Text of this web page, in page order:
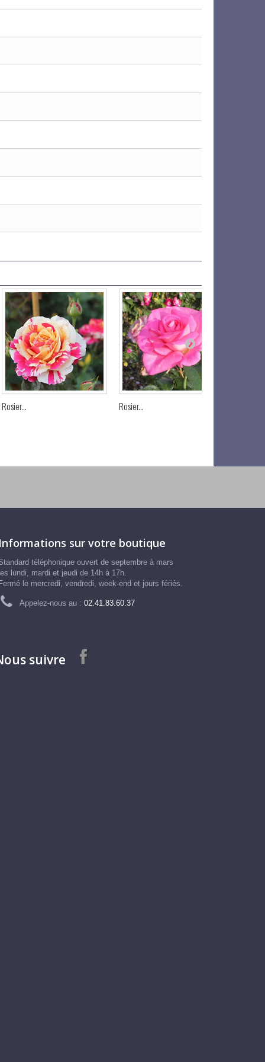
Rosier... Rosier...
Informations sur votre boutique
téléphonique ouvert de septembre à mars
les lundi, mardi et jeudi de 14h à 17h.
Fermé le mercredi, vendredi, week-end et jours fériés.
Appelez-nous au : 02.41.83.60.37
suivre